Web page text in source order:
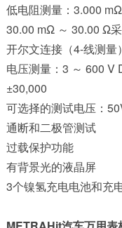
低电阻测量：3.000
30.00 mΩ ～ 30.00 Ω
开尔文连接（4-线测
电压测量：3 ～ 600 V
±30,000
可选择的测试电压：
通断和二极管测试
过载保护功能
有背景光的液晶屏
3个镍氢充电电池和充